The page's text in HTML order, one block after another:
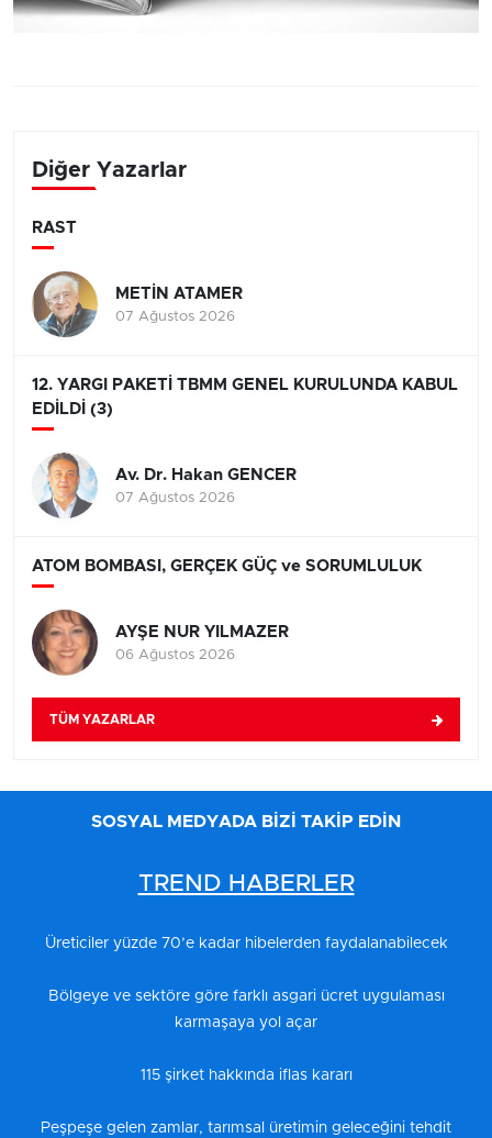
Diğer Yazarlar
RAST
METİN ATAMER
07 Ağustos 2026
12. YARGI PAKETİ TBMM GENEL KURULUNDA KABUL
EDİLDİ (3)
Av. Dr. Hakan GENCER
07 Ağustos 2026
ATOM BOMBASI, GERÇEK GÜÇ ve SORUMLULUK
AYŞE NUR YILMAZER
06 Ağustos 2026
TÜM YAZARLAR
SOSYAL MEDYADA BİZİ TAKİP EDİN
TREND HABERLER
Üreticiler yüzde 70’e kadar hibelerden faydalanabilecek
Bölgeye ve sektöre göre farklı asgari ücret uygulaması
karmaşaya yol açar
115 şirket hakkında iflas kararı
Peşpeşe gelen zamlar, tarımsal üretimin geleceğini tehdit